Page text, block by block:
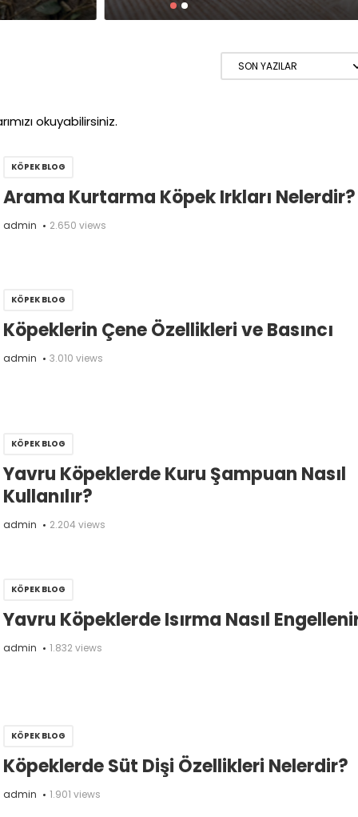
okuyabilirsiniz.
KÖPEK BLOG
Arama Kurtarma Köpek Irkları Nelerdir?
admin 2.650 views
KÖPEK BLOG
Köpeklerin Çene Özellikleri ve Basıncı
admin 3.010 views
KÖPEK BLOG
Yavru Köpeklerde Kuru Şampuan Nasıl
Kullanılır?
admin 2.204 views
KÖPEK BLOG
Yavru Köpeklerde Isırma Nasıl
admin 1.832 views
KÖPEK BLOG
Köpeklerde Süt Dişi Özellikleri Nelerdir?
admin 1.901 views